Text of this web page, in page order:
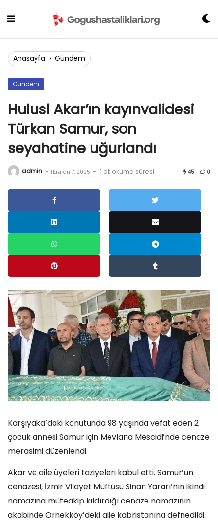
Anasayfa › Gündem
Gündem
Hulusi Akar’ın kayınvalidesi
Türkan Samur, son
seyahatine uğurlandı
admin - Haziran 7, 2025 - 1 dk okuma süresi 45 0
Karşıyaka’daki konutunda 98 yaşında vefat eden 2
çocuk annesi Samur için Mevlana Mescidi’nde cenaze
merasimi düzenlendi.
Akar ve aile üyeleri taziyeleri kabul etti. Samur’un
cenazesi, İzmir Vilayet Müftüsü Sinan Yararı’nın ikindi
namazına müteakip kıldırdığı cenaze namazının
akabinde Örnekköy’deki aile kabristanına defnedildi.